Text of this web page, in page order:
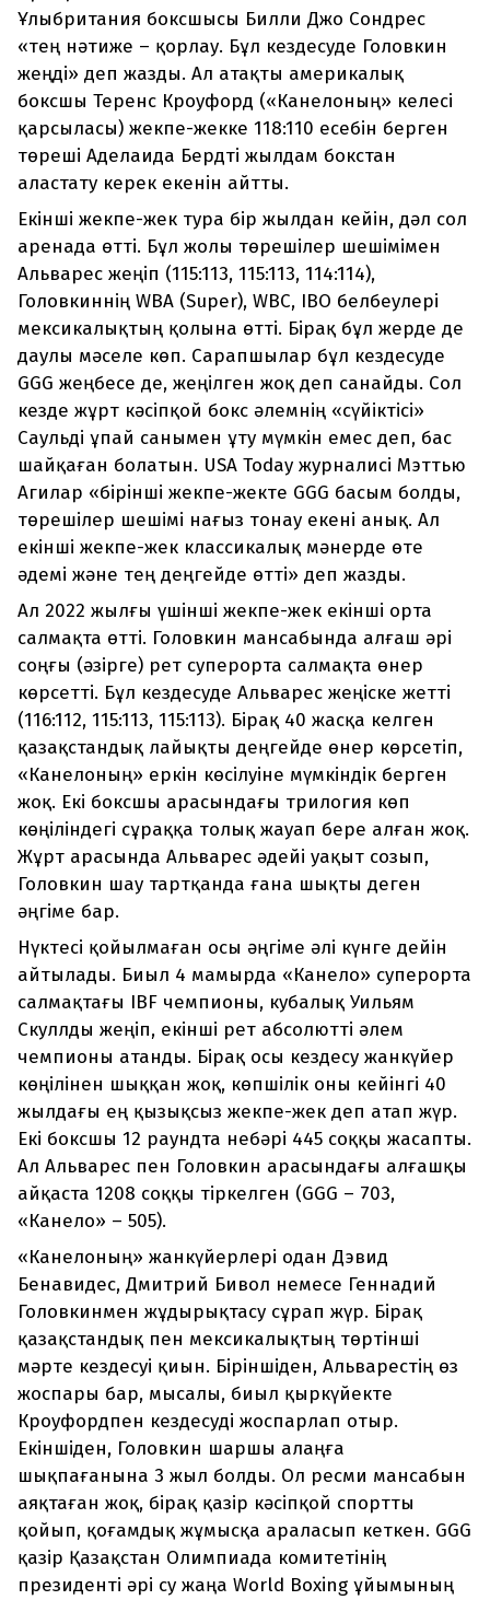
Ұлыбритания боксшысы Билли Джо Сондрес
«тең нәтиже – қорлау. Бұл кездесуде Головкин
жеңді» деп жазды. Ал атақты америкалық
боксшы Теренс Кроуфорд («Канелоның» келесі
қарсыласы) жекпе-жекке 118:110 есебін берген
төреші Аделаида Бердті жылдам бокстан
аластату керек екенін айтты.
Екінші жекпе-жек тура бір жылдан кейін, дәл сол
аренада өтті. Бұл жолы төрешілер шешімімен
Альварес жеңіп (115:113, 115:113, 114:114),
Головкиннің WBA (Super), WBC, IBO белбеулері
мексикалықтың қолына өтті. Бірақ бұл жерде де
даулы мәселе көп. Сарапшылар бұл кездесуде
GGG жеңбесе де, жеңілген жоқ деп санайды. Сол
кезде жұрт кәсіпқой бокс әлемнің «сүйіктісі»
Саульді ұпай санымен ұту мүмкін емес деп, бас
шайқаған болатын. USA Today журналисі Мэттью
Агилар «бірінші жекпе-жекте GGG басым болды,
төрешілер шешімі нағыз тонау екені анық. Ал
екінші жекпе-жек классикалық мәнерде өте
әдемі және тең деңгейде өтті» деп жазды.
Ал 2022 жылғы үшінші жекпе-жек екінші орта
салмақта өтті. Головкин мансабында алғаш әрі
соңғы (әзірге) рет суперорта салмақта өнер
көрсетті. Бұл кездесуде Альварес жеңіске жетті
(116:112, 115:113, 115:113). Бірақ 40 жасқа келген
қазақстандық лайықты деңгейде өнер көрсетіп,
«Канелоның» еркін көсілуіне мүмкіндік берген
жоқ. Екі боксшы арасындағы трилогия көп
көңіліндегі сұраққа толық жауап бере алған жоқ.
Жұрт арасында Альварес әдейі уақыт созып,
Головкин шау тартқанда ғана шықты деген
әңгіме бар.
Нүктесі қойылмаған осы әңгіме әлі күнге дейін
айтылады. Биыл 4 мамырда «Канело» суперорта
салмақтағы IBF чемпионы, кубалық Уильям
Скуллды жеңіп, екінші рет абсолютті әлем
чемпионы атанды. Бірақ осы кездесу жанкүйер
көңілінен шыққан жоқ, көпшілік оны кейінгі 40
жылдағы ең қызықсыз жекпе-жек деп атап жүр.
Екі боксшы 12 раундта небәрі 445 соққы жасапты.
Ал Альварес пен Головкин арасындағы алғашқы
айқаста 1208 соққы тіркелген (GGG – 703,
«Канело» – 505).
«Канелоның» жанкүйерлері одан Дэвид
Бенавидес, Дмитрий Бивол немесе Геннадий
Головкинмен жұдырықтасу сұрап жүр. Бірақ
қазақстандық пен мексикалықтың төртінші
мәрте кездесуі қиын. Біріншіден, Альварестің өз
жоспары бар, мысалы, биыл қыркүйекте
Кроуфордпен кездесуді жоспарлап отыр.
Екіншіден, Головкин шаршы алаңға
шықпағанына 3 жыл болды. Ол ресми мансабын
аяқтаған жоқ, бірақ қазір кәсіпқой спортты
қойып, қоғамдық жұмысқа араласып кеткен. GGG
қазір Қазақстан Олимпиада комитетінің
президенті әрі су жаңа World Boxing ұйымының